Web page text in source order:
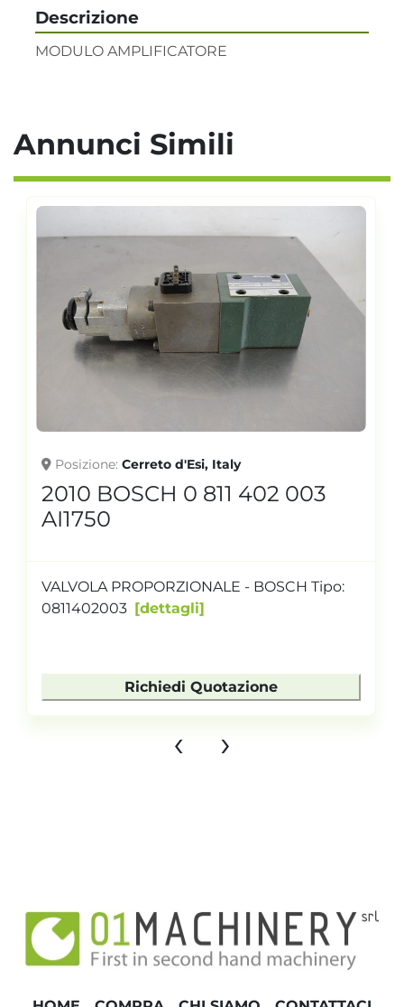
Descrizione
MODULO AMPLIFICATORE
Annunci Simili
Posizione Cerreto d'Esi, Italy
2010 BOSCH 0 811 402 003
AI1750
VALVOLA PROPORZIONALE - BOSCH Tipo:
0811402003
dettagli
Richiedi Quotazione
‹ ›